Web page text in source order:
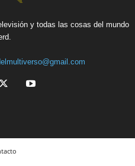
y todas las cosas del mundo